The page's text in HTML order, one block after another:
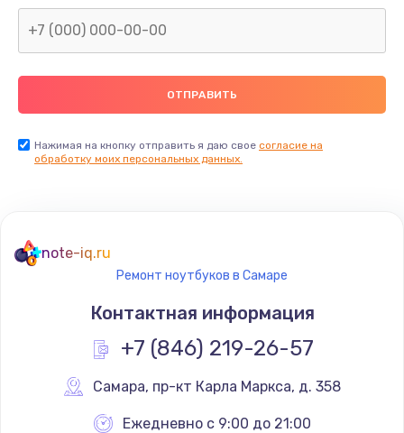
Нажимая на кнопку отправить я даю свое согласие на
обработку моих персональных данных.
note-iq.ru
Ремонт ноутбуков в Самаре
Контактная информация
+7 (846) 219-26-57
Самара, пр-кт Карла Маркса, д. 358
Ежедневно с 9:00 до 21:00